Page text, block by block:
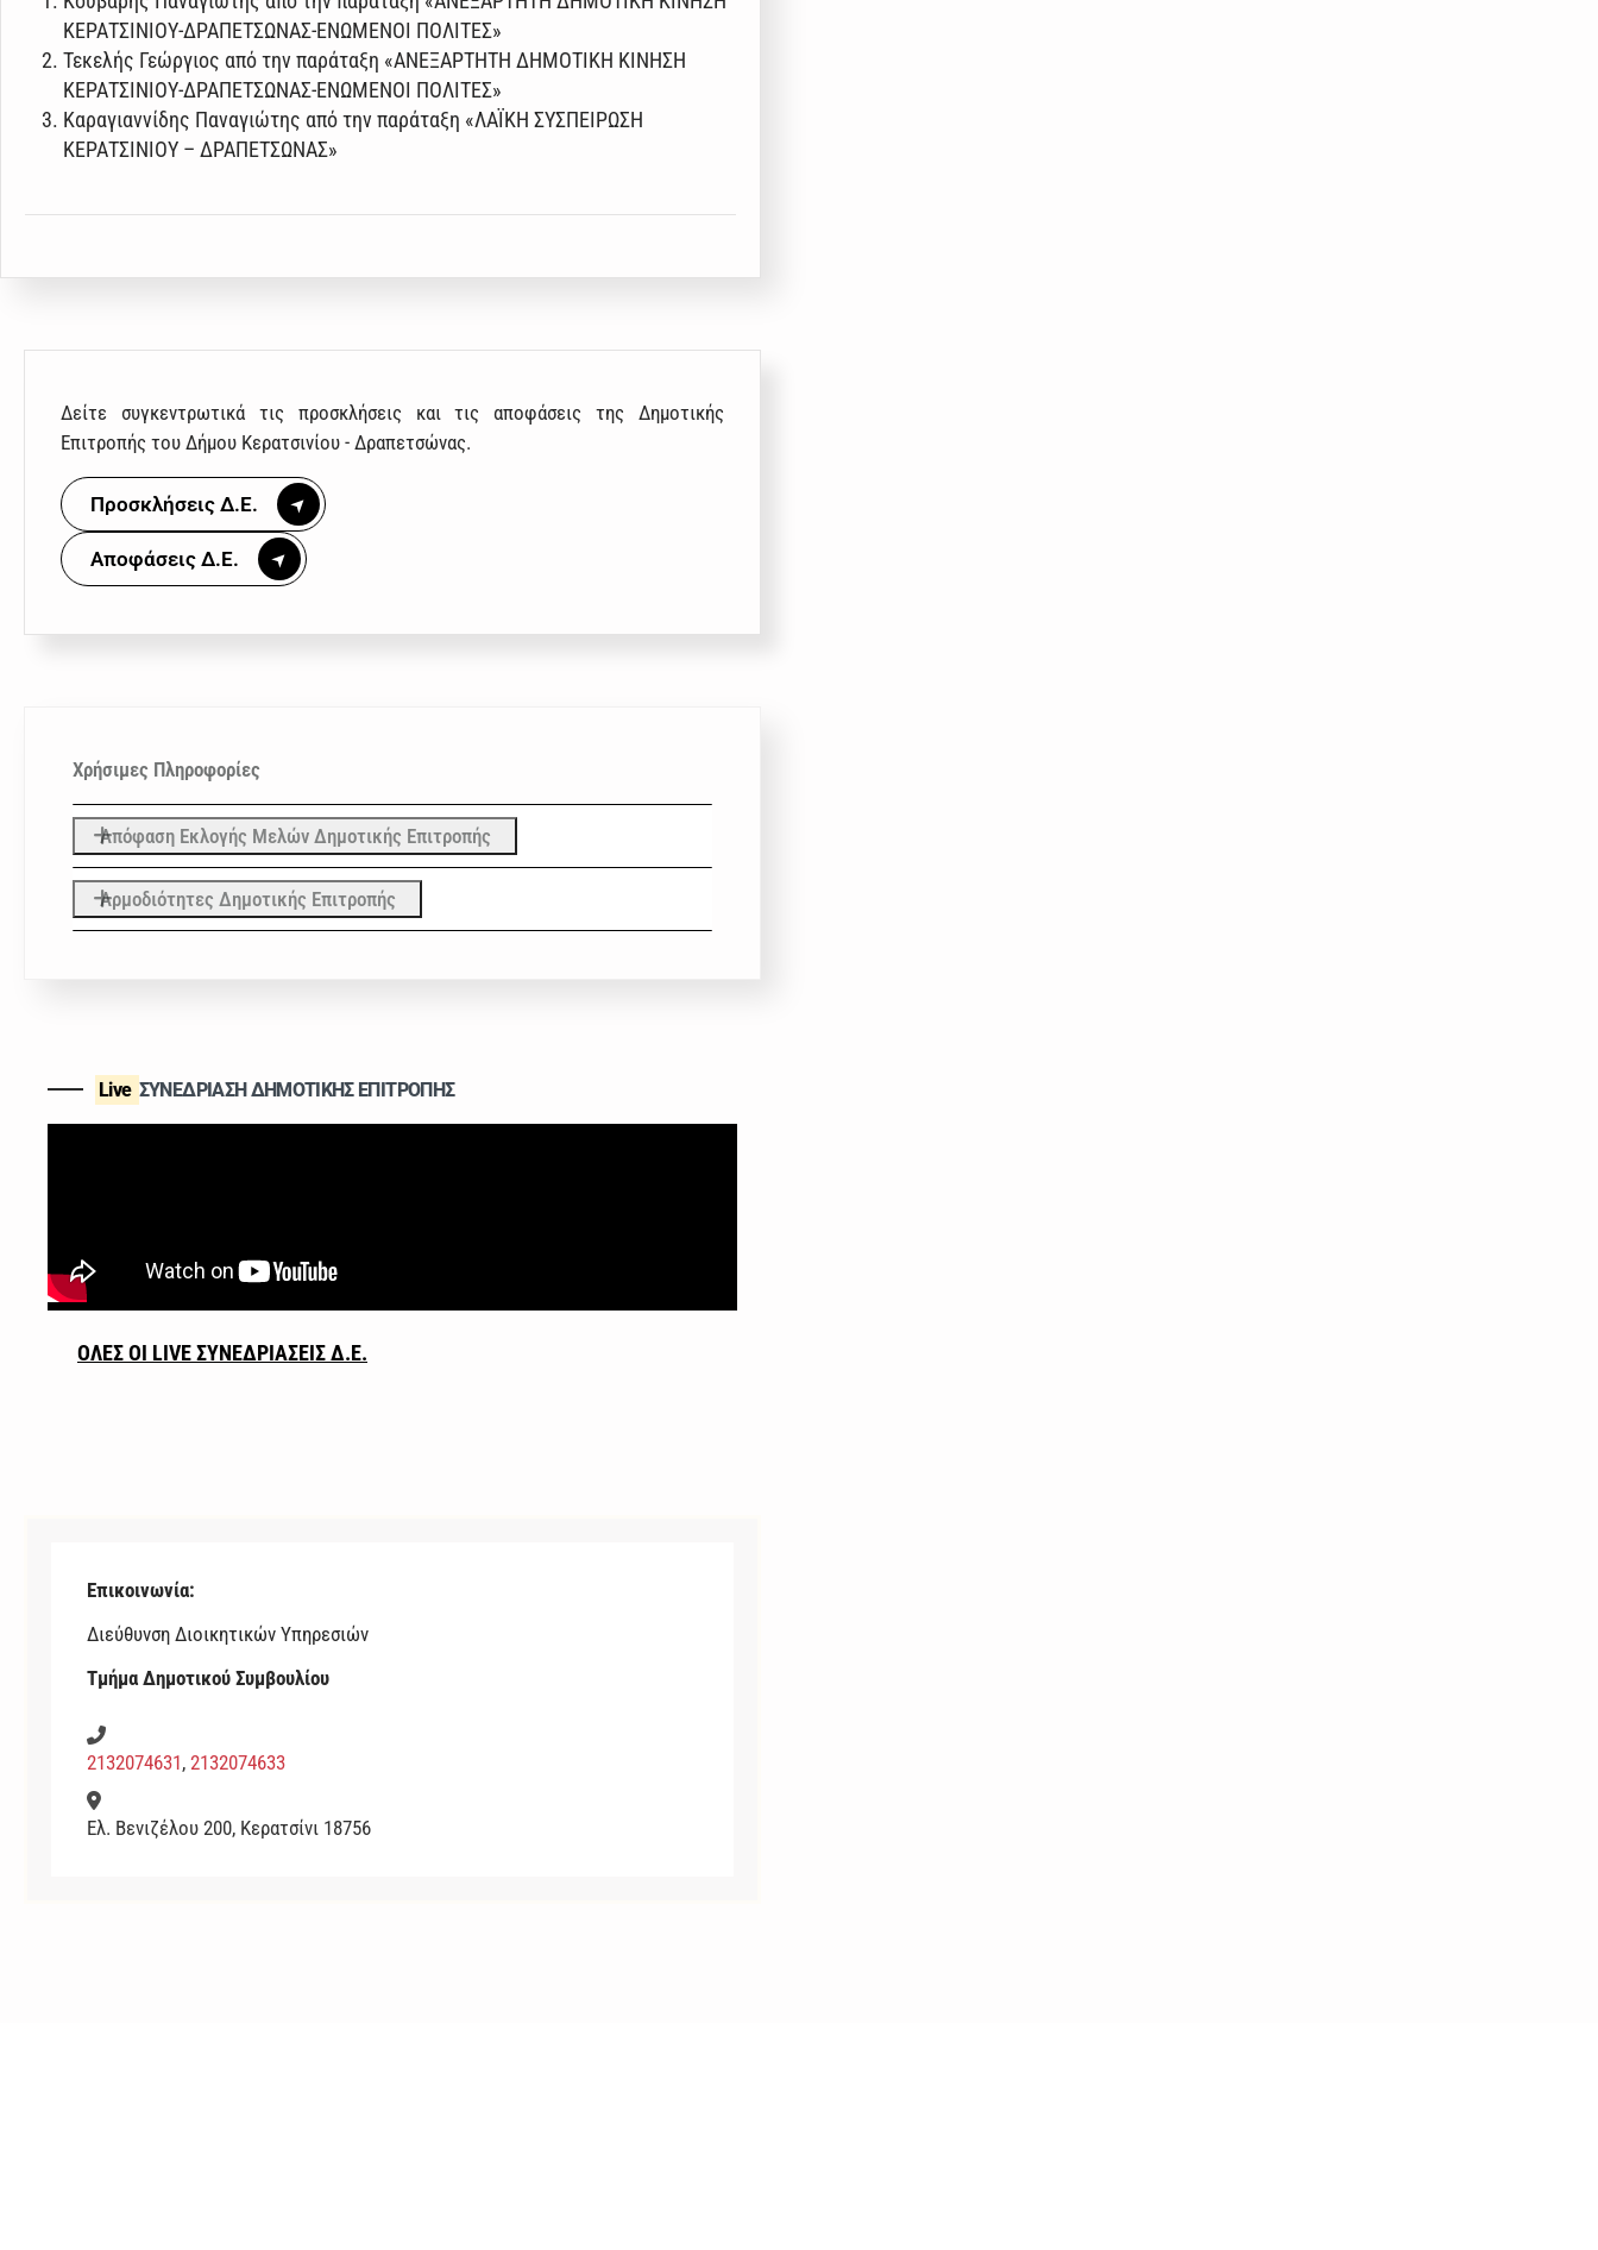
ΚΕΡΑΤΣΙΝΙΟΥ-ΔΡΑΠΕΤΣΩΝΑΣ-ΕΝΩΜΕΝΟΙ ΠΟΛΙΤΕΣ»
Τεκελής Γεώργιος από την παράταξη «ΑΝΕΞΑΡΤΗΤΗ ΔΗΜΟΤΙΚΗ ΚΙΝΗΣΗ
ΚΕΡΑΤΣΙΝΙΟΥ-ΔΡΑΠΕΤΣΩΝΑΣ-ΕΝΩΜΕΝΟΙ ΠΟΛΙΤΕΣ»
Καραγιαννίδης Παναγιώτης από την παράταξη «ΛΑΪΚΗ ΣΥΣΠΕΙΡΩΣΗ
ΚΕΡΑΤΣΙΝΙΟΥ – ΔΡΑΠΕΤΣΩΝΑΣ»
Δείτε συγκεντρωτικά τις προσκλήσεις και τις αποφάσεις της Δημοτικής
Επιτροπής του Δήμου Κερατσινίου - Δραπετσώνας.
Προσκλήσεις Δ.Ε.
Αποφάσεις Δ.Ε.
Χρήσιμες Πληροφορίες
Απόφαση Εκλογής Μελών Δημοτικής Επιτροπής
Αρμοδιότητες Δημοτικής Επιτροπής
Live ΣΥΝΕΔΡΙΑΣΗ ΔΗΜΟΤΙΚΗΣ ΕΠΙΤΡΟΠΗΣ
ΟΛΕΣ ΟΙ LIVE ΣΥΝΕΔΡΙΑΣΕΙΣ Δ.Ε.
Επικοινωνία:
Διεύθυνση Διοικητικών Υπηρεσιών
Τμήμα Δημοτικού Συμβουλίου
2132074631, 2132074633
Ελ. Βενιζέλου 200, Κερατσίνι 18756